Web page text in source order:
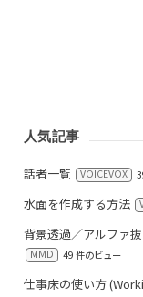
人気記事
話者一覧 VOICEVOX
水面を作成する方法
背景透過／アルファ
MMD 49 件のビュー
仕事床の使い方